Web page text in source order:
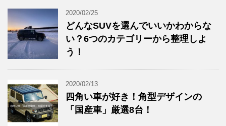
2020/02/25
どんなSUVを選んでいいかわからな
い？6つのカテゴリーから整理しよ
う！
2020/02/13
四角い車が好き！角型デザインの
「国産車」厳選8台！